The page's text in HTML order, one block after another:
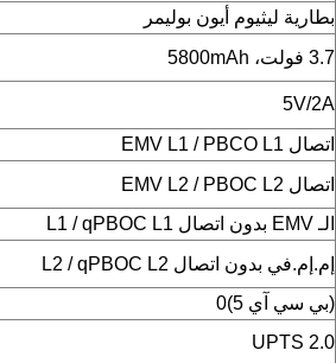
بطارية ليثيوم أيون بوليمر
3.7 فولت، 5800mAh
5V/2A
اتصال EMV L1 / PBCO L1
اتصال EMV L2 / PBOC L2
الـ EMV بدون اتصال L1 / qPBOC L1
إم.إم.في بدون اتصال L2 / qPBOC L2
(بي سي آي 5)0
UPTS 2.0